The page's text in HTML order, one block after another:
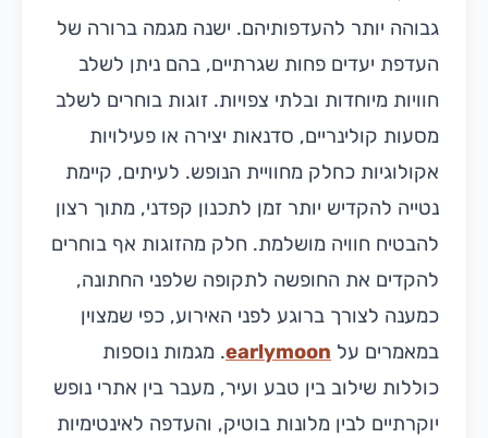
גבוהה יותר להעדפותיהם. ישנה מגמה ברורה של
העדפת יעדים פחות שגרתיים, בהם ניתן לשלב
חוויות מיוחדות ובלתי צפויות. זוגות בוחרים לשלב
מסעות קולינריים, סדנאות יצירה או פעילויות
אקולוגיות כחלק מחוויית הנופש. לעיתים, קיימת
נטייה להקדיש יותר זמן לתכנון קפדני, מתוך רצון
להבטיח חוויה מושלמת. חלק מהזוגות אף בוחרים
להקדים את החופשה לתקופה שלפני החתונה,
כמענה לצורך ברוגע לפני האירוע, כפי שמצוין
במאמרים על earlymoon. מגמות נוספות
כוללות שילוב בין טבע ועיר, מעבר בין אתרי נופש
יוקרתיים לבין מלונות בוטיק, והעדפה לאינטימיות